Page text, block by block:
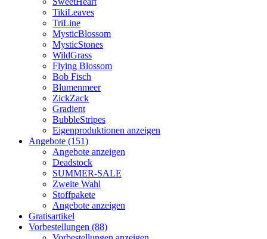
TikiLeaves
TriLine
MysticBlossom
MysticStones
WildGrass
Flying Blossom
Bob Fisch
Blumenmeer
ZickZack
Gradient
BubbleStripes
Eigenproduktionen anzeigen
Angebote (151)
Angebote anzeigen
Deadstock
SUMMER-SALE
Zweite Wahl
Stoffpakete
Angebote anzeigen
Gratisartikel
Vorbestellungen (88)